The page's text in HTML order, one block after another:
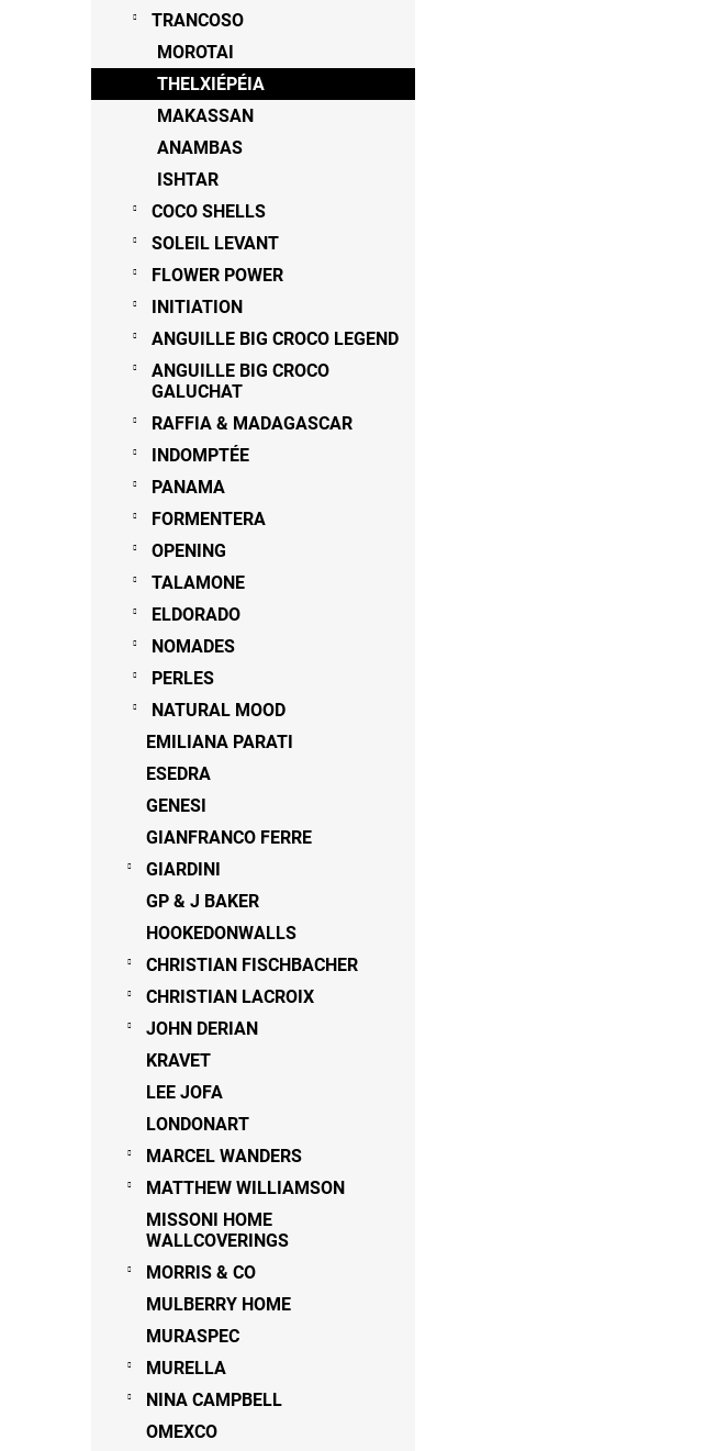
TRANCOSO
MOROTAI
THELXIÉPÉIA
MAKASSAN
ANAMBAS
ISHTAR
COCO SHELLS
SOLEIL LEVANT
FLOWER POWER
INITIATION
ANGUILLE BIG CROCO LEGEND
ANGUILLE BIG CROCO
GALUCHAT
RAFFIA & MADAGASCAR
INDOMPTÉE
PANAMA
FORMENTERA
OPENING
TALAMONE
ELDORADO
NOMADES
PERLES
NATURAL MOOD
EMILIANA PARATI
ESEDRA
GENESI
GIANFRANCO FERRE
GIARDINI
GP & J BAKER
HOOKEDONWALLS
CHRISTIAN FISCHBACHER
CHRISTIAN LACROIX
JOHN DERIAN
KRAVET
LEE JOFA
LONDONART
MARCEL WANDERS
MATTHEW WILLIAMSON
MISSONI HOME
WALLCOVERINGS
MORRIS & CO
MULBERRY HOME
MURASPEC
MURELLA
NINA CAMPBELL
OMEXCO